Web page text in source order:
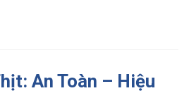
An Toàn – Hiệu